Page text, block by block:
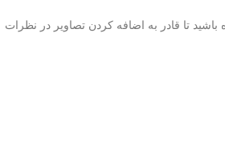
تا قادر به اضافه کردن تصاویر در نظرات